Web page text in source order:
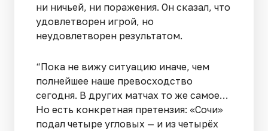
ни ничьей, ни поражения. Он сказал, что
удовлетворен игрой, но
неудовлетворен результатом.
“Пока не вижу ситуацию иначе, чем
полнейшее наше превосходство
сегодня. В других матчах то же самое…
Но есть конкретная претензия: «Сочи»
подал четыре угловых — и из четырёх